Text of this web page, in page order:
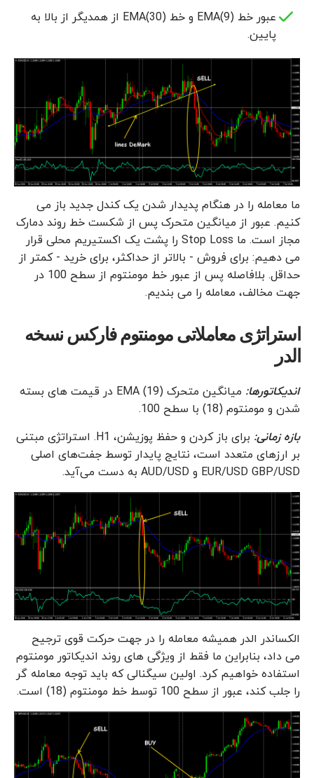
عبور خط EMA(9) و خط EMA(30) از همدیگر از بالا به
پایین.
ما معامله را در هنگام پدیدار شدن یک کندل جدید باز می
کنیم. عبور از میانگین متحرک پس از شکست خط روند دمارک
مجاز است. ما Stop Loss را پشت یک اکستیریم محلی قرار
می دهیم: برای فروش - بالاتر از حداکثر، برای خرید - کمتر از
حداقل. بلافاصله پس از عبور خط مومنتوم از سطح 100 در
جهت مخالف، معامله را می بندیم.
استراتژی معاملاتی مومنتوم فارکس نسخه
الدر
اندیکاتورها:
میانگین متحرک EMA (19) در قیمت های بسته
شدن و مومنتوم (18) با سطح 100.
بازه زمانی:
برای باز کردن و حفظ پوزیشن، H1. استراتژی مبتنی
بر ارزهای متعدد است، نتایج پایدار توسط جفت‌های اصلی
EUR/USD GBP/USD و AUD/USD به دست می‌آید.
الکساندر الدر همیشه معامله را در جهت حرکت قوی ترجیح
می داد، بنابراین ما فقط از ویژگی های روند اندیکاتور مومنتوم
استفاده خواهیم کرد. اولین سیگنالی که باید توجه معامله گر
را جلب کند، عبور از سطح 100 توسط خط مومنتوم (18) است.